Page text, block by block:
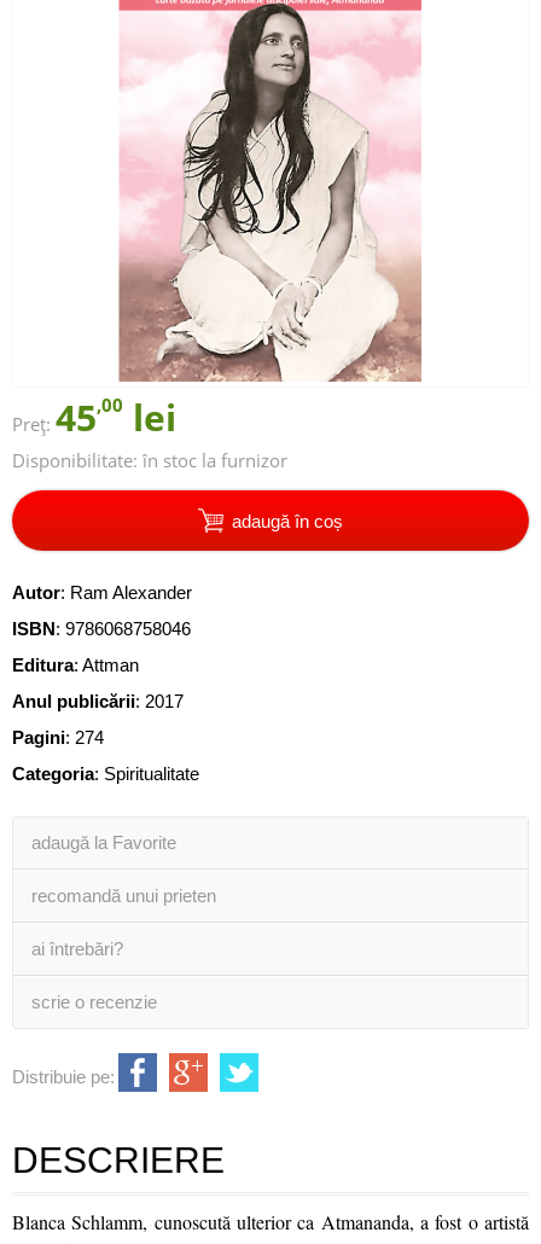
Preț: 45,00 lei
Disponibilitate: în stoc la furnizor
adaugă în coș
Autor: Ram Alexander
ISBN: 9786068758046
Editura: Attman
Anul publicării: 2017
Pagini: 274
Categoria: Spiritualitate
adaugă la Favorite
recomandă unui prieten
ai întrebări?
scrie o recenzie
Distribuie pe:
DESCRIERE
Blanca Schlamm, cunoscută ulterior ca Atmananda, a fost o artistă